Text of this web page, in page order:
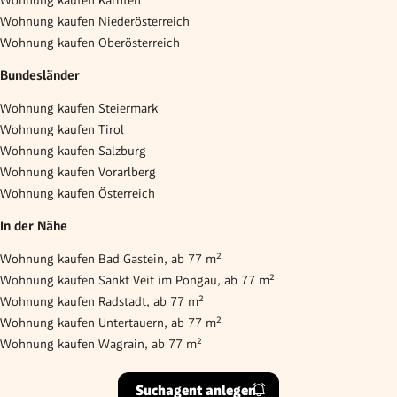
Wohnung kaufen Niederösterreich
Wohnung kaufen Oberösterreich
Bundesländer
Wohnung kaufen Steiermark
Wohnung kaufen Tirol
Wohnung kaufen Salzburg
Wohnung kaufen Vorarlberg
Wohnung kaufen Österreich
In der Nähe
Wohnung kaufen Bad Gastein, ab 77 m²
Wohnung kaufen Sankt Veit im Pongau, ab 77 m²
Wohnung kaufen Radstadt, ab 77 m²
Wohnung kaufen Untertauern, ab 77 m²
Wohnung kaufen Wagrain, ab 77 m²
Suchagent anlegen